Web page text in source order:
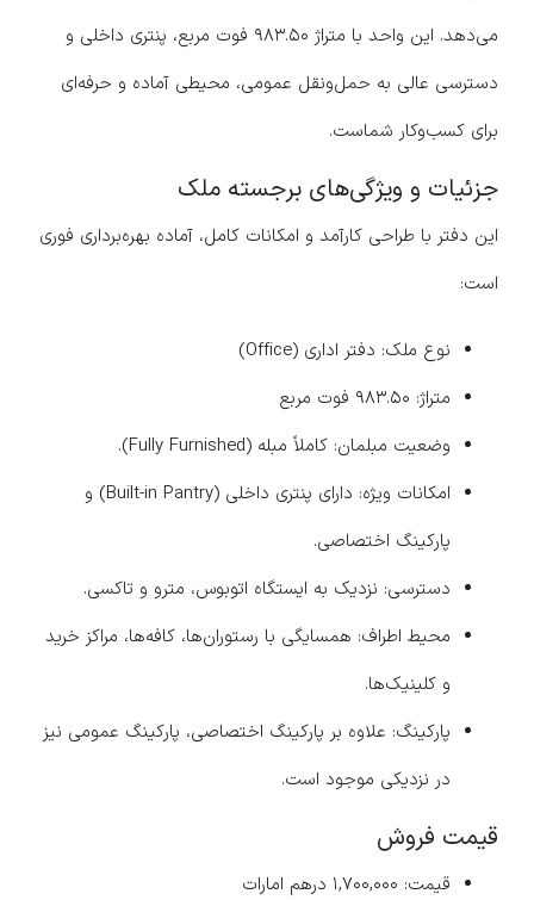
می‌دهد. این واحد با متراژ ۹۸۳.۵۰ فوت مربع، پنتری داخلی و
دسترسی عالی به حمل‌ونقل عمومی، محیطی آماده و حرفه‌ای
برای کسب‌وکار شماست.
جزئیات و ویژگی‌های برجسته ملک
این دفتر با طراحی کارآمد و امکانات کامل، آماده بهره‌برداری فوری
است:
نوع ملک: دفتر اداری (Office)
متراژ: ۹۸۳.۵۰ فوت مربع
وضعیت مبلمان: کاملاً مبله (Fully Furnished).
امکانات ویژه: دارای پنتری داخلی (Built-in Pantry) و
پارکینگ اختصاصی.
دسترسی: نزدیک به ایستگاه اتوبوس، مترو و تاکسی.
محیط اطراف: همسایگی با رستوران‌ها، کافه‌ها، مراکز خرید
و کلینیک‌ها.
پارکینگ: علاوه بر پارکینگ اختصاصی، پارکینگ عمومی نیز
در نزدیکی موجود است.
قیمت فروش
قیمت: ۱,۷۰۰,۰۰۰ درهم امارات